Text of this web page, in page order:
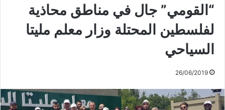
“القومي” جال في مناطق محاذية
لفلسطين المحتلة وزار معلم مليتا
السياحي
26/06/2019